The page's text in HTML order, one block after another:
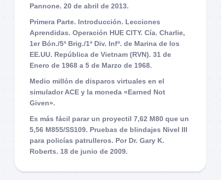
Pannone. 20 de abril de 2013.
Primera Parte. Introducción. Lecciones
Aprendidas. Operación HUE CITY. Cía. Charlie,
1er Bón./5ª Brig./1ª Div. Infª. de Marina de los
EE.UU. República de Vietnam (RVN). 31 de
Enero de 1968 a 5 de Marzo de 1968.
Medio millón de disparos virtuales en el
simulador ACE y la moneda «Earned Not
Given».
Es más fácil parar un proyectil 7,62 M80 que un
5,56 M855/SS109. Pruebas de blindajes Nivel III
para policías patrulleros. Por Dr. Gary K.
Roberts. 18 de junio de 2009.